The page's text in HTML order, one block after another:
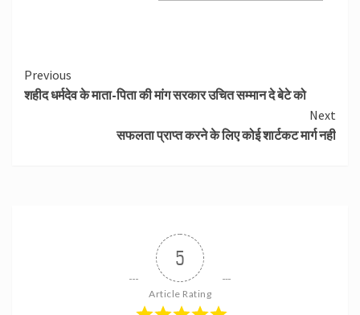
Continue
Reading
Previous
शहीद धर्मदेव के माता-पिता की मांग सरकार उचित सम्मान दे बेटे को
Next
सफलता प्राप्त करने के लिए कोई शार्टकट मार्ग नही
5
Article Rating